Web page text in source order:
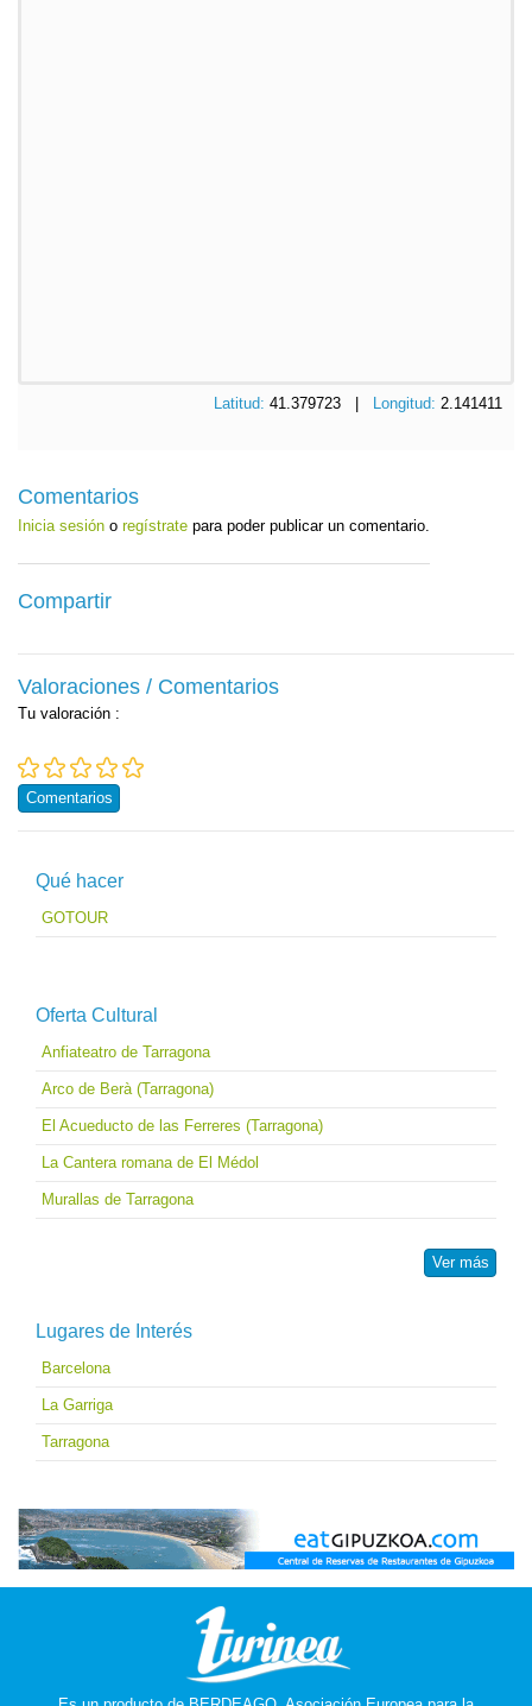
Latitud: 41.379723 | Longitud: 2.141411
Comentarios
Inicia sesión o regístrate para poder publicar un comentario.
Compartir
Valoraciones / Comentarios
Tu valoración :
Comentarios
Qué hacer
GOTOUR
Oferta Cultural
Anfiateatro de Tarragona
Arco de Berà (Tarragona)
El Acueducto de las Ferreres (Tarragona)
La Cantera romana de El Médol
Murallas de Tarragona
Ver más
Lugares de Interés
Barcelona
La Garriga
Tarragona